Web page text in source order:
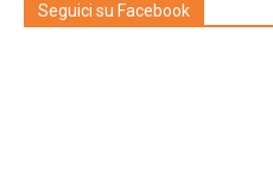
Seguici su Facebook